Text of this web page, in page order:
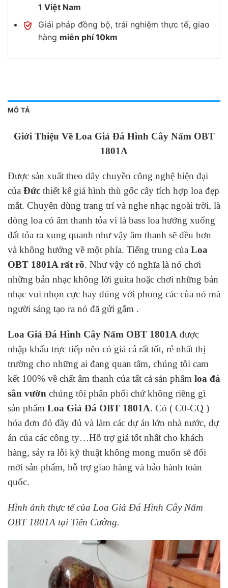
1 Việt Nam
Giải pháp đồng bộ, trải nghiệm thực tế, giao
hàng miễn phí 10km
MÔ TẢ
Giới Thiệu Về Loa Giả Đá Hình Cây Nấm OBT
1801A
Được sản xuất theo dây chuyền công nghệ hiện đại
của Đức thiết kế giả hình thù gốc cây tích hợp loa đẹp
mắt. Chuyên dùng trang trí và nghe nhạc ngoài trời, là
dòng loa có âm thanh tỏa vì là bass loa hướng xuống
đất tỏa ra xung quanh như vậy âm thanh sẽ đều hơn
và không hướng về một phía. Tiếng trung của Loa
OBT 1801A rất rõ. Như vậy có nghĩa là nó chơi
những bản nhạc không lời guita hoặc chơi những bản
nhạc vui nhọn cực hay đúng với phong các của nó mà
người sáng tạo ra nó đã gửi gắm .
Loa Giả Đá Hình Cây Nấm OBT 1801A được
nhập khẩu trực tiếp nên có giá cả rất tốt, rẻ nhất thị
trường cho những ai đang quan tâm, chúng tôi cam
kết 100% về chất âm thanh của tất cả sản phẩm loa đá
sân vườn chúng tôi phân phối chứ không riêng gì
sản phẩm Loa Giả Đá OBT 1801A. Có ( C0-CQ )
hóa đơn đỏ đầy đủ và làm các dự án lớn nhà nước, dự
án của các công ty…Hỗ trợ giá tốt nhất cho khách
hàng, sảy ra lỗi kỹ thuật không mong muốn sẽ đổi
mới sản phẩm, hỗ trợ giao hàng và bảo hành toàn
quốc.
Hình ảnh thực tế của Loa Giả Đá Hình Cây Nấm
OBT 1801A tại Tiến Cường.